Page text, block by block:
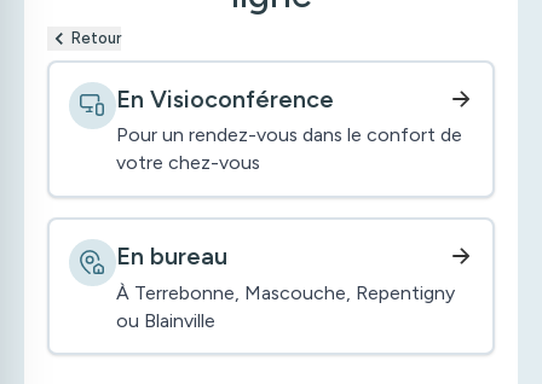
Retour
En Visioconférence
Pour un rendez-vous dans le confort de
votre chez-vous
En bureau
À Terrebonne, Mascouche, Repentigny
ou Blainville